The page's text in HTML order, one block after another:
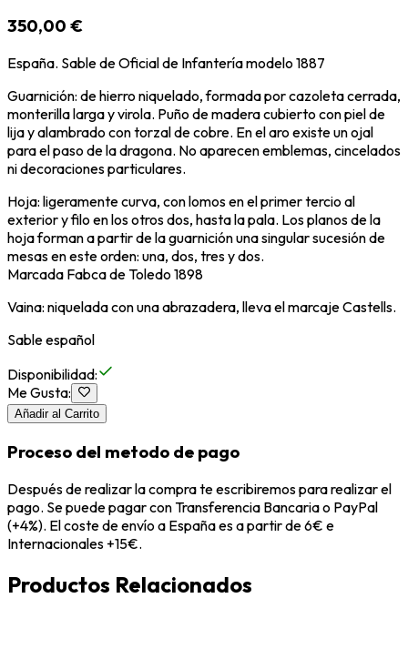
350,00 €
España. Sable de Oficial de Infantería modelo 1887
Guarnición: de hierro niquelado, formada por cazoleta cerrada,
monterilla larga y virola. Puño de madera cubierto con piel de
lija y alambrado con torzal de cobre. En el aro existe un ojal
para el paso de la dragona. No aparecen emblemas, cincelados
ni decoraciones particulares.
Hoja: ligeramente curva, con lomos en el primer tercio al
exterior y filo en los otros dos, hasta la pala. Los planos de la
hoja forman a partir de la guarnición una singular sucesión de
mesas en este orden: una, dos, tres y dos.
Marcada Fabca de Toledo 1898
Vaina: niquelada con una abrazadera, lleva el marcaje Castells.
Sable español
Disponibilidad:
Me Gusta:
Añadir al Carrito
Proceso del metodo de pago
Después de realizar la compra te escribiremos para realizar el
pago. Se puede pagar con Transferencia Bancaria o PayPal
(+4%). El coste de envío a España es a partir de 6€ e
Internacionales +15€.
Productos Relacionados